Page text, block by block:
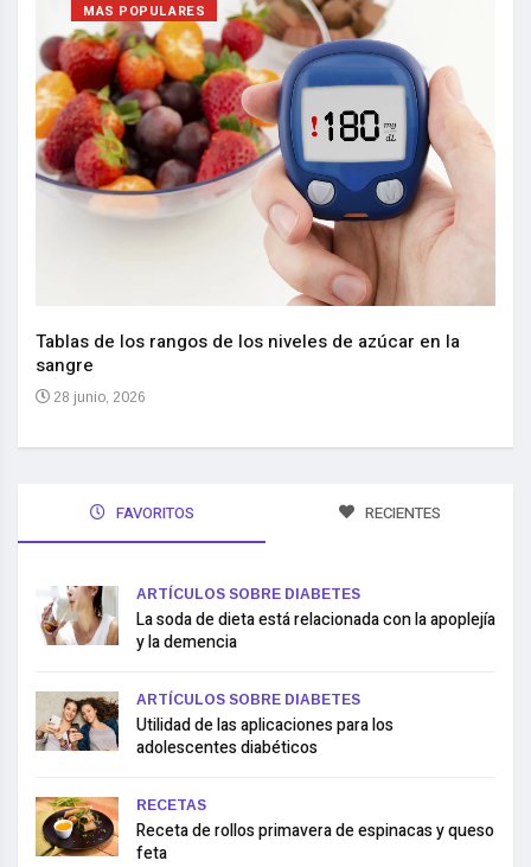
MAS POPULARES
Tablas de los rangos de los niveles de azúcar en la
sangre
28 junio, 2026
FAVORITOS RECIENTES
ARTÍCULOS SOBRE DIABETES
La soda de dieta está relacionada con la apoplejía
y la demencia
ARTÍCULOS SOBRE DIABETES
Utilidad de las aplicaciones para los
adolescentes diabéticos
RECETAS
Receta de rollos primavera de espinacas y queso
feta